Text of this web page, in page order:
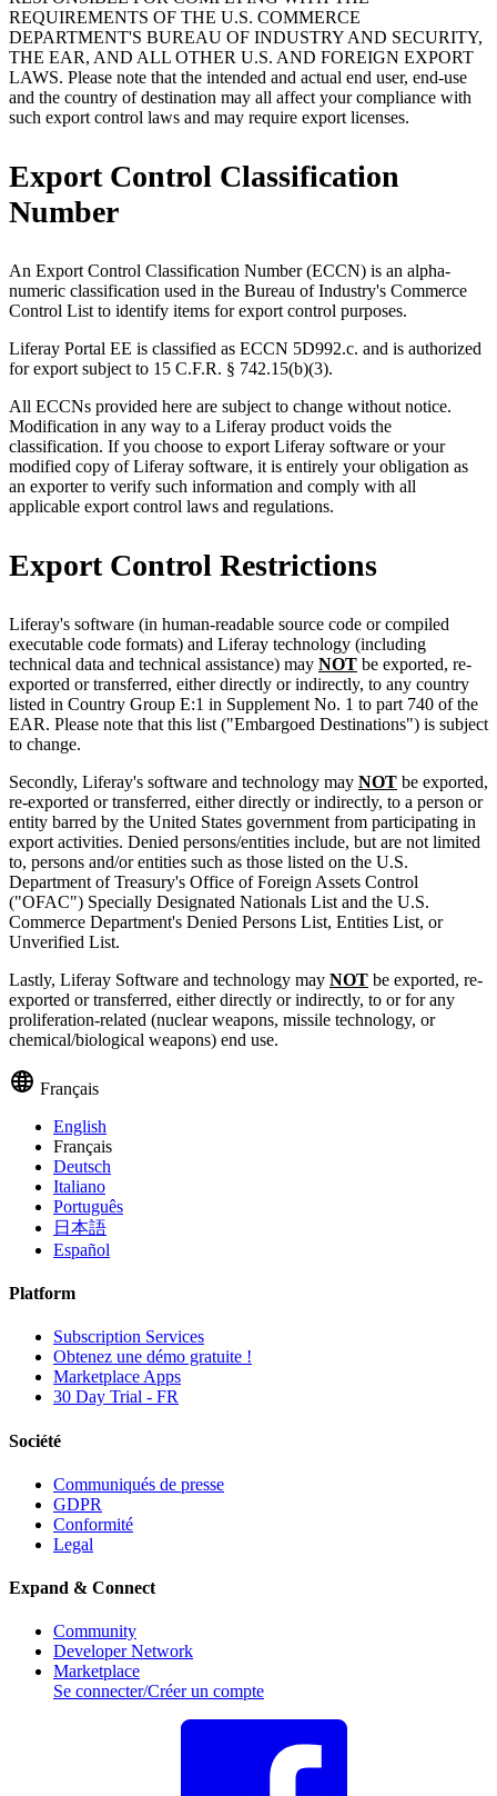
REQUIREMENTS OF THE U.S. COMMERCE
DEPARTMENT'S BUREAU OF INDUSTRY AND SECURITY,
THE EAR, AND ALL OTHER U.S. AND FOREIGN EXPORT
LAWS. Please note that the intended and actual end user, end-use
and the country of destination may all affect your compliance with
such export control laws and may require export licenses.
Export Control Classification
Number
An Export Control Classification Number (ECCN) is an alpha-
numeric classification used in the Bureau of Industry's Commerce
Control List to identify items for export control purposes.
Liferay Portal EE is classified as ECCN 5D992.c. and is authorized
for export subject to 15 C.F.R. § 742.15(b)(3).
All ECCNs provided here are subject to change without notice.
Modification in any way to a Liferay product voids the
classification. If you choose to export Liferay software or your
modified copy of Liferay software, it is entirely your obligation as
an exporter to verify such information and comply with all
applicable export control laws and regulations.
Export Control Restrictions
Liferay's software (in human-readable source code or compiled
executable code formats) and Liferay technology (including
technical data and technical assistance) may NOT be exported, re-
exported or transferred, either directly or indirectly, to any country
listed in Country Group E:1 in Supplement No. 1 to part 740 of the
EAR. Please note that this list ("Embargoed Destinations") is subject
to change.
Secondly, Liferay's software and technology may NOT be exported,
re-exported or transferred, either directly or indirectly, to a person or
entity barred by the United States government from participating in
export activities. Denied persons/entities include, but are not limited
to, persons and/or entities such as those listed on the U.S.
Department of Treasury's Office of Foreign Assets Control
("OFAC") Specially Designated Nationals List and the U.S.
Commerce Department's Denied Persons List, Entities List, or
Unverified List.
Lastly, Liferay Software and technology may NOT be exported, re-
exported or transferred, either directly or indirectly, to or for any
proliferation-related (nuclear weapons, missile technology, or
chemical/biological weapons) end use.
Français
English
Français
Deutsch
Italiano
Português
日本語
Español
Platform
Subscription Services
Obtenez une démo gratuite !
Marketplace Apps
30 Day Trial - FR
Société
Communiqués de presse
GDPR
Conformité
Legal
Expand & Connect
Community
Developer Network
Marketplace
Se connecter/Créer un compte